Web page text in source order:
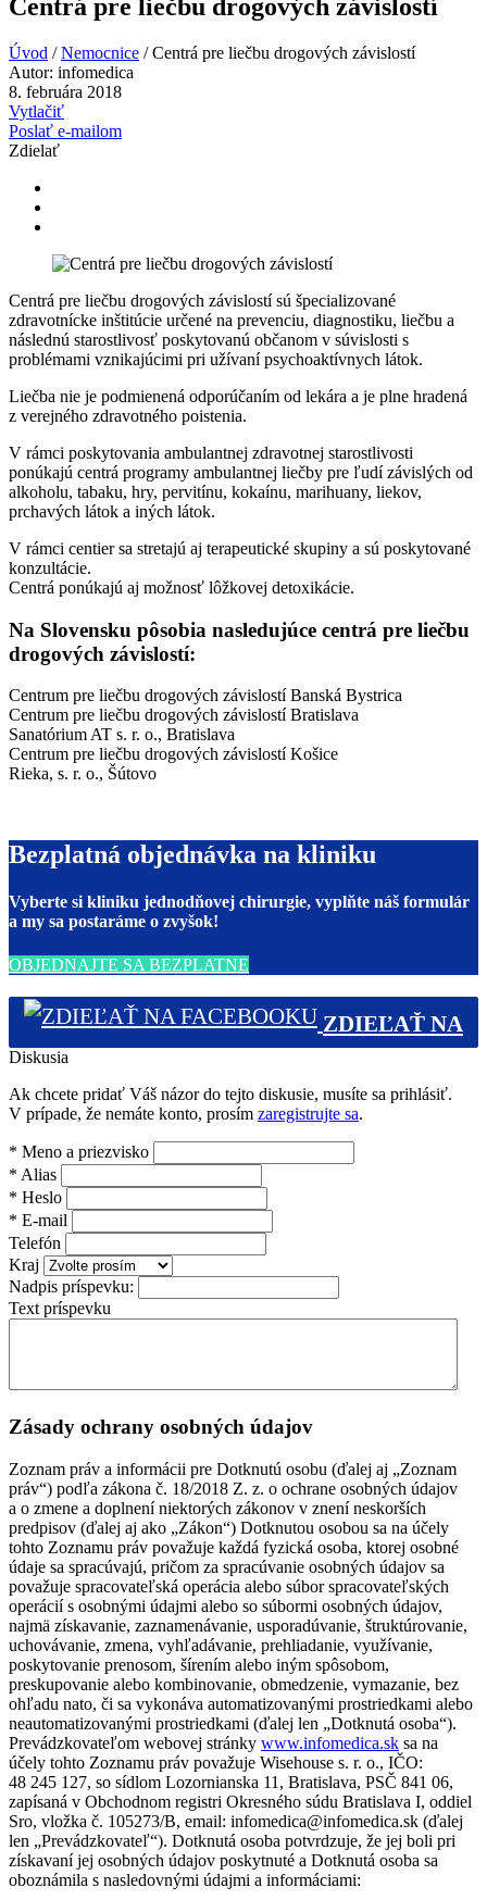
Centrá pre liečbu drogových závislostí
Úvod /Nemocnice /Centrá pre liečbu drogových závislostí
Autor: infomedica
8. februára 2018
Vytlačiť
Poslať e-mailom
Zdielať
Centrá pre liečbu drogových závislostí sú špecializované
zdravotnícke inštitúcie určené na prevenciu, diagnostiku, liečbu a
následnú starostlivosť poskytovanú občanom v súvislosti s
problémami vznikajúcimi pri užívaní psychoaktívnych látok.
Liečba nie je podmienená odporúčaním od lekára a je plne hradená
z verejného zdravotného poistenia.
V rámci poskytovania ambulantnej zdravotnej starostlivosti
ponúkajú centrá programy ambulantnej liečby pre ľudí závislých od
alkoholu, tabaku, hry, pervitínu, kokaínu, marihuany, liekov,
prchavých látok a iných látok.
V rámci centier sa stretajú aj terapeutické skupiny a sú poskytované
konzultácie.
Centrá ponúkajú aj možnosť lôžkovej detoxikácie.
Na Slovensku pôsobia nasledujúce centrá pre liečbu
drogových závislostí:
Centrum pre liečbu drogových závislostí Banská Bystrica
Centrum pre liečbu drogových závislostí Bratislava
Sanatórium AT s. r. o., Bratislava
Centrum pre liečbu drogových závislostí Košice
Rieka, s. r. o., Šútovo
Bezplatná objednávka na kliniku
Vyberte si kliniku jednodňovej chirurgie, vyplňte náš formulár
a my sa postaráme o zvyšok!
OBJEDNAJTE SA BEZPLATNE
ZDIEĽAŤ NA
Diskusia
Ak chcete pridať Váš názor do tejto diskusie, musíte sa prihlásiť.
V prípade, že nemáte konto, prosím zaregistrujte sa.
* Meno a priezvisko
* Alias
* Heslo
* E-mail
Telefón
Kraj
Nadpis príspevku:
Text príspevku
Zásady ochrany osobných údajov
Zoznam práv a informácii pre Dotknutú osobu (ďalej aj „Zoznam
práv“) podľa zákona č. 18/2018 Z. z. o ochrane osobných údajov
a o zmene a doplnení niektorých zákonov v znení neskorších
predpisov (ďalej aj ako „Zákon“) Dotknutou osobou sa na účely
tohto Zoznamu práv považuje každá fyzická osoba, ktorej osobné
údaje sa spracúvajú, pričom za spracúvanie osobných údajov sa
považuje spracovateľská operácia alebo súbor spracovateľských
operácií s osobnými údajmi alebo so súbormi osobných údajov,
najmä získavanie, zaznamenávanie, usporadúvanie, štruktúrovanie,
uchovávanie, zmena, vyhľadávanie, prehliadanie, využívanie,
poskytovanie prenosom, šírením alebo iným spôsobom,
preskupovanie alebo kombinovanie, obmedzenie, vymazanie, bez
ohľadu nato, či sa vykonáva automatizovanými prostriedkami alebo
neautomatizovanými prostriedkami (ďalej len „Dotknutá osoba“).
Prevádzkovateľom webovej stránky www.infomedica.sk sa na
účely tohto Zoznamu práv považuje Wisehouse s. r. o., IČO:
48 245 127, so sídlom Lozornianska 11, Bratislava, PSČ 841 06,
zapísaná v Obchodnom registri Okresného súdu Bratislava I, oddiel
Sro, vložka č. 105273/B, email: infomedica@infomedica.sk (ďalej
len „Prevádzkovateľ“). Dotknutá osoba potvrdzuje, že jej boli pri
získavaní jej osobných údajov poskytnuté a Dotknutá osoba sa
oboznámila s nasledovnými údajmi a informáciami: